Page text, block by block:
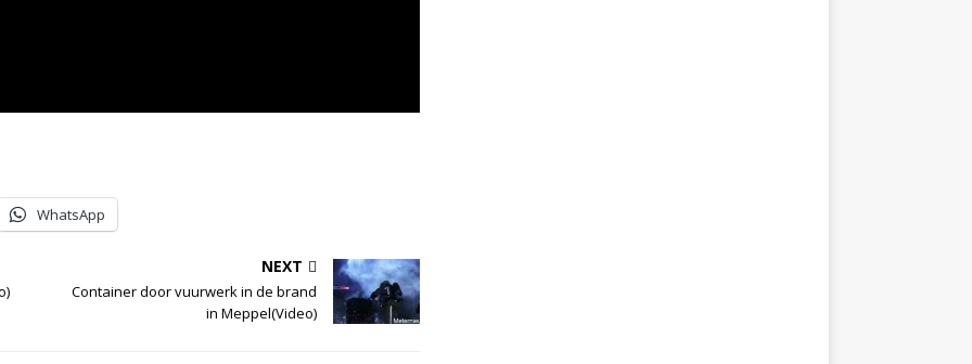
WhatsApp
NEXT
Container door vuurwerk in de brand
in Meppel(Video)